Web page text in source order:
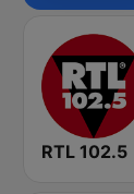
RTL 102.5